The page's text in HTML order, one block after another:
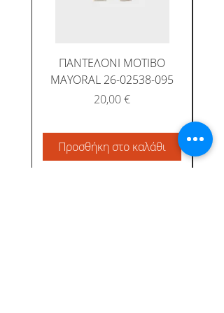
ΠΑΝΤΕΛΟΝΙ ΜΟΤΙΒΟ
MAYORAL 26-02538-095
Τιμή
20,00 €
Προσθήκη στο καλάθι